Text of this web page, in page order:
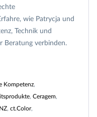
wie Patrycja und
Technik und
Beratung verbinden.
Kompetenz,
, Ceragem,
, ct.Color,